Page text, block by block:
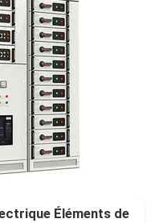
Éléments de